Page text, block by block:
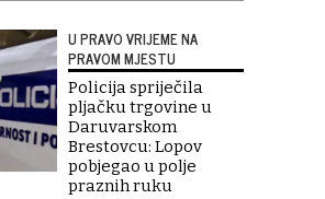
U PRAVO VRIJEME NA
PRAVOM MJESTU
Policija spriječila
pljačku trgovine u
Daruvarskom
Brestovcu: Lopov
pobjegao u polje
praznih ruku